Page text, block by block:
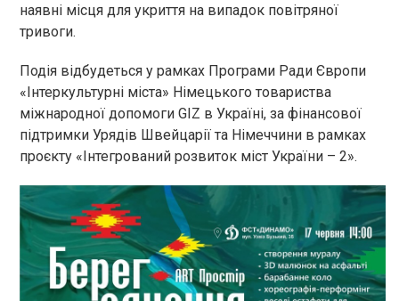
наявні місця для укриття на випадок повітряної
тривоги.
Подія відбудеться у рамках Програми Ради Європи
«Інтеркультурні міста» Німецького товариства
міжнародної допомоги GIZ в Україні, за фінансової
підтримки Урядів Швейцарії та Німеччини в рамках
проєкту «Інтегрований розвиток міст України – 2».